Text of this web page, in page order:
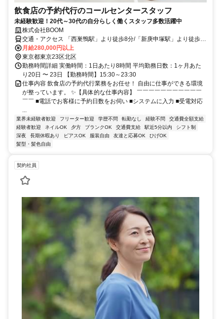
飲食店の予約代行のコールセンタースタッフ
未経験歓迎！20代～30代の自分らしく働くスタッフ多数活躍中
株式会社BOOM
交通・アクセス 「西巣鴨駅」より徒歩8分/「新庚申塚駅」より徒歩7
分 /「板橋駅」より徒歩7分 /「西ヶ原四丁目駅」より徒歩8分
月給280,000円以上
東京都東京23区北区
勤務時間詳細 実働時間：1日あたり8時間 平均勤務日数：1ヶ月あた
り20日 〜 23日 【勤務時間】15:30～23:30
仕事内容 飲食店の予約代行業務をお任せ！ 自由に仕事ができる環境
が整っています。 ✨【具体的な仕事内容】 ￣￣￣￣￣￣￣￣￣￣￣
￣￣ ■電話でお客様に予約日数をお伺い ■システムに入力 ■受電対応
...
業界未経験者歓迎 フリーター歓迎 学歴不問 転勤なし 経験不問
交通費全額支給
経験者歓迎
ネイルOK 夕方 ブランクOK 交通費支給 駅近5分以内
シフト制
深夜
長期休暇あり ピアスOK 服装自由 友達と応募OK
ひげOK
髪型・髪色自由
契約社員